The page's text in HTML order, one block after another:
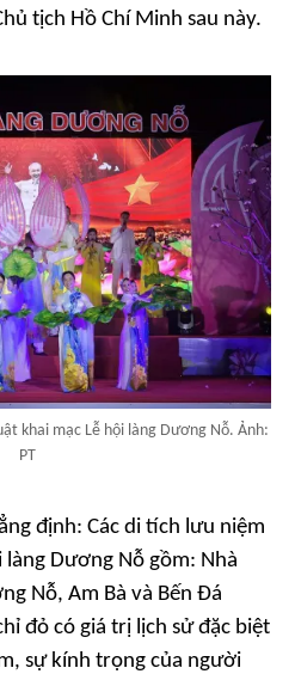
tịch Hồ Chí Minh sau này.
khai mạc Lễ hội làng Dương Nỗ. Ảnh:
PT
định: Các di tích lưu niệm
Dương Nỗ gồm: Nhà
Nỗ, Am Bà và Bến Đá
đỏ có giá trị lịch sử đặc biệt
sự kính trọng của người